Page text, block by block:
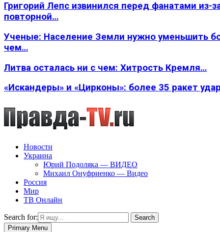
Григорий Лепс извинился перед фанатами из-
повторной…
Ученые: Население Земли нужно уменьшить
чем…
Литва осталась ни с чем: Хитрость Кремля…
«Искандеры» и «Цирконы»: более 35 ракет
Новости
Украина
Юрий Подоляка — ВИДЕО
Михаил Онуфриенко — Видео
Россия
Мир
ТВ Онлайн
Search for:
Search
Primary Menu